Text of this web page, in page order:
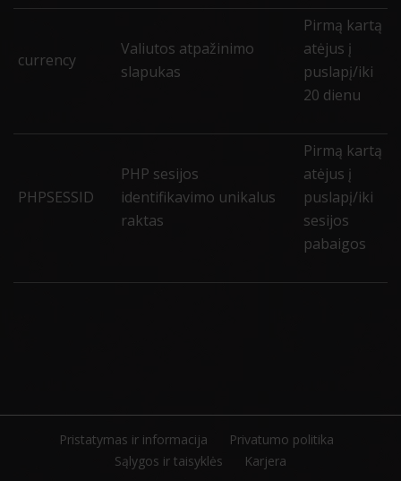
currency
Valiutos atpažinimo
slapukas
Pirmą kartą
atėjus į
puslapį/iki
20 dienu
PHPSESSID
PHP sesijos
identifikavimo unikalus
raktas
Pirmą kartą
atėjus į
puslapį/iki
sesijos
pabaigos
Pristatymas ir informacija
Privatumo politika
Sąlygos ir taisyklės
Karjera